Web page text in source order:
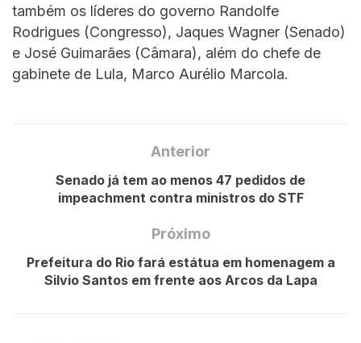
também os líderes do governo Randolfe
Rodrigues (Congresso), Jaques Wagner (Senado)
e José Guimarães (Câmara), além do chefe de
gabinete de Lula, Marco Aurélio Marcola.
Anterior
Senado já tem ao menos 47 pedidos de
impeachment contra ministros do STF
Próximo
Prefeitura do Rio fará estátua em homenagem a
Silvio Santos em frente aos Arcos da Lapa